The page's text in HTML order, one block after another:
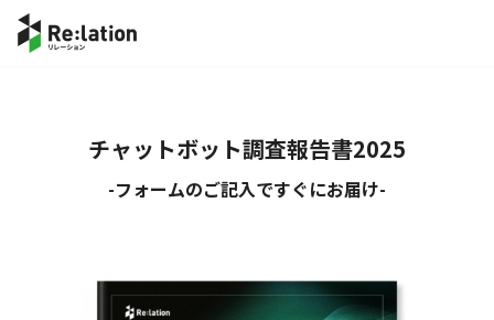
チャットボット調査報告書2025
-フォームのご記入ですぐにお届け-